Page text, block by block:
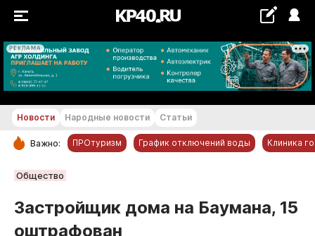
РЕКЛАМА
+18...+19 °С
РУБРИКИ
Обнинск
Новости компаний
Новости Народные новости Статьи
Важно: ПРОтуризм График отключений воды Клиника
Общество
Застройщик дома на Баумана, 15
оштрафован